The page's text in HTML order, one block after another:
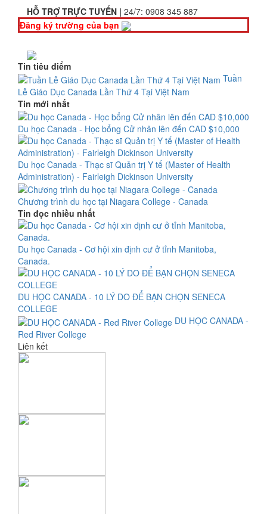
HỖ TRỢ TRỰC TUYẾN | 24/7: 0908 345 887
Đăng ký trường của bạn
Tin tiêu điểm
Tuần
Lễ Giáo Dục Canada Lần Thứ 4 Tại Việt Nam
Tin mới nhất
Du học Canada - Học bổng Cử nhân lên đến CAD $10,000
Du học Canada - Thạc sĩ Quản trị Y tế (Master of Health
Administration) - Fairleigh Dickinson University
Chương trình du học tại Niagara College - Canada
Tin đọc nhiều nhất
Du học Canada - Cơ hội xin định cư ở tỉnh Manitoba,
Canada.
DU HỌC CANADA - 10 LÝ DO ĐỂ BẠN CHỌN SENECA
COLLEGE
DU HỌC CANADA -
Red River College
Liên kết